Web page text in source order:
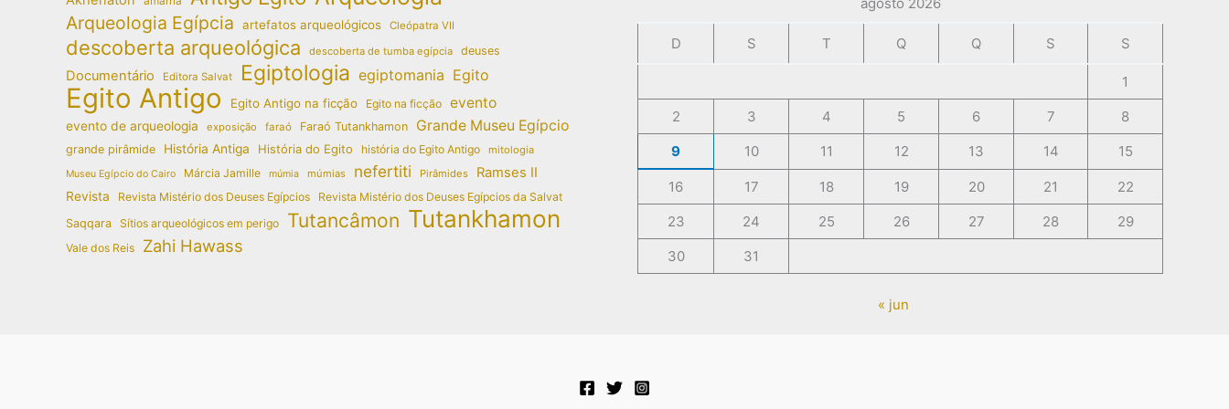
Arqueologia Egípcia artefatos arqueológicos Cleópatra VII
descoberta arqueológica descoberta de tumba egípcia deuses
Documentário Editora Salvat Egiptologia egiptomania Egito
Egito Antigo Egito Antigo na ficção Egito na ficção evento
evento de arqueologia exposição faraó Faraó Tutankhamon Grande Museu Egípcio
grande pirâmide História Antiga História do Egito história do Egito Antigo mitologia
Museu Egípcio do Cairo Márcia Jamille múmia múmias nefertiti Pirâmides Ramses II
Revista Revista Mistério dos Deuses Egípcios
Revista Mistério dos Deuses Egípcios da Salvat
Saqqara Sítios arqueológicos em perigo Tutancâmon Tutankhamon
Vale dos Reis Zahi Hawass
D S T Q Q S S
1
2
3 4 5 6 7
8
9
10 11 12 13 14 15
16 17 18 19 20 21
22
23
24 25 26 27 28
29
30
31
« jun